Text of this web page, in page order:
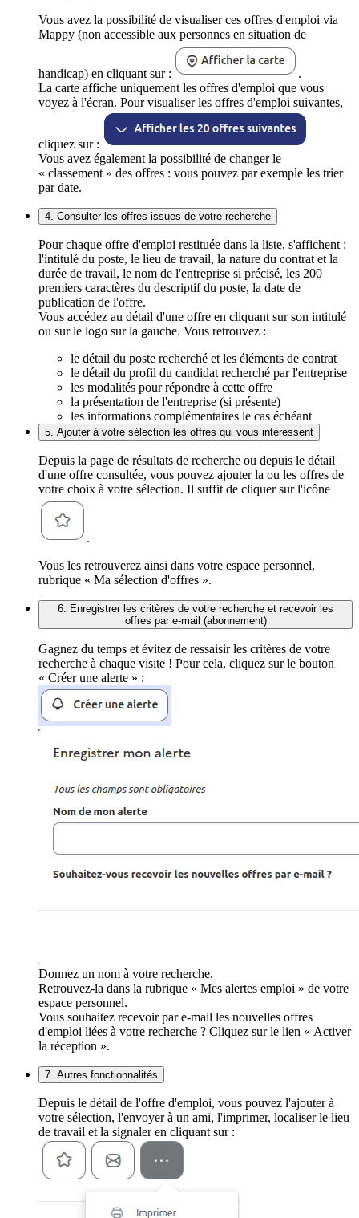
Vous avez la possibilité de visualiser ces offres d'emploi via
Mappy (non accessible aux personnes en situation de
handicap) en cliquant sur :
.
La carte affiche uniquement les offres d'emploi que vous
voyez à l'écran. Pour visualiser les offres d'emploi suivantes,
cliquez sur :
Vous avez également la possibilité de changer le
« classement » des offres : vous pouvez par exemple les trier
par date.
4. Consulter les offres issues de votre recherche
Pour chaque offre d'emploi restituée dans la liste, s'affichent :
l'intitulé du poste, le lieu de travail, la nature du contrat et la
durée de travail, le nom de l'entreprise si précisé, les 200
premiers caractères du descriptif du poste, la date de
publication de l'offre.
Vous accédez au détail d'une offre en cliquant sur son intitulé
ou sur le logo sur la gauche. Vous retrouvez :
le détail du poste recherché et les éléments de contrat
le détail du profil du candidat recherché par l'entreprise
les modalités pour répondre à cette offre
la présentation de l'entreprise (si présente)
les informations complémentaires le cas échéant
5. Ajouter à votre sélection les offres qui vous intéressent
Depuis la page de résultats de recherche ou depuis le détail
d'une offre consultée, vous pouvez ajouter la ou les offres de
votre choix à votre sélection. Il suffit de cliquer sur l'icône
.
Vous les retrouverez ainsi dans votre espace personnel,
rubrique « Ma sélection d'offres ».
6. Enregistrer les critères de votre recherche et recevoir les
offres par e-mail (abonnement)
Gagnez du temps et évitez de ressaisir les critères de votre
recherche à chaque visite ! Pour cela, cliquez sur le bouton
« Créer une alerte » :
Donnez un nom à votre recherche.
Retrouvez-la dans la rubrique « Mes alertes emploi » de votre
espace personnel.
Vous souhaitez recevoir par e-mail les nouvelles offres
d'emploi liées à votre recherche ? Cliquez sur le lien « Activer
la réception ».
7. Autres fonctionnalités
Depuis le détail de l'offre d'emploi, vous pouvez l'ajouter à
votre sélection, l'envoyer à un ami, l'imprimer, localiser le lieu
de travail et la signaler en cliquant sur :